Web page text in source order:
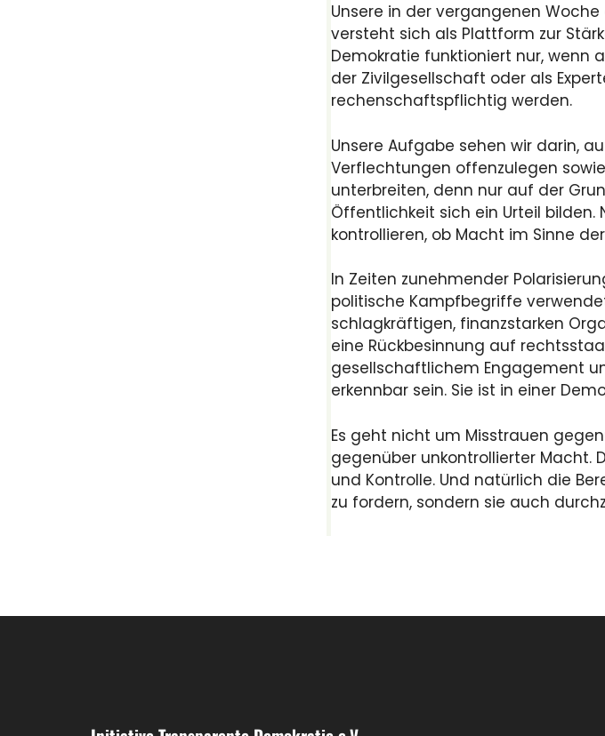
Unsere in der vergangenen
versteht sich als Plattform zur
Demokratie funktioniert nur, wenn
der Zivilgesellschaft oder als
rechenschaftspflichtig werden.
Unsere Aufgabe sehen wir darin,
Verflechtungen offenzulegen
unterbreiten, denn nur auf der
Öffentlichkeit sich ein Urteil bilden.
kontrollieren, ob Macht im Sinne
In Zeiten zunehmender
politische Kampfbegriffe
schlagkräftigen, finanzstarken
eine Rückbesinnung auf
gesellschaftlichem Engagement
erkennbar sein. Sie ist in einer
Es geht nicht um Misstrauen
gegenüber unkontrollierter Macht.
und Kontrolle. Und natürlich die
zu fordern, sondern sie auch